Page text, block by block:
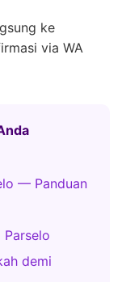
ke
via WA
— Panduan
Parselo
demi